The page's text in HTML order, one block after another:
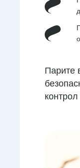
Парите